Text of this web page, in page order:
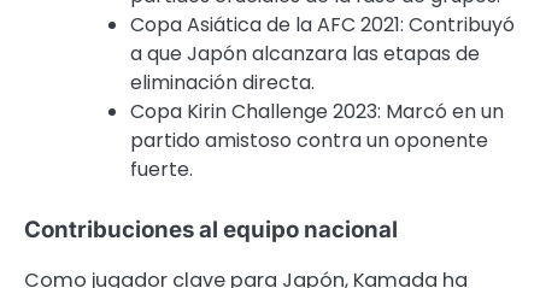
Copa Asiática de la AFC 2021: Contribuyó
a que Japón alcanzara las etapas de
eliminación directa.
Copa Kirin Challenge 2023: Marcó en un
partido amistoso contra un oponente
fuerte.
Contribuciones al equipo nacional
Como jugador clave para Japón, Kamada ha